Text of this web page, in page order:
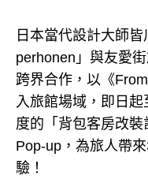
日本當代設計大師
perhonen」與友愛
跨界合作，以《
入旅館場域，即日
度的「背包客房改
Pop-up，為旅人帶
驗！